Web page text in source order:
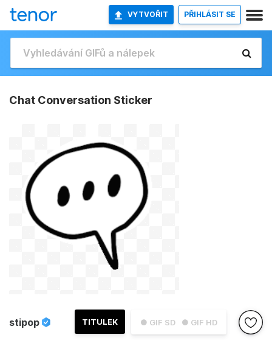
VYTVOŘIT PŘIHLÁSIT SE
Chat Conversation Sticker
● GIF SD ● GIF HD
TITULEK
stipop